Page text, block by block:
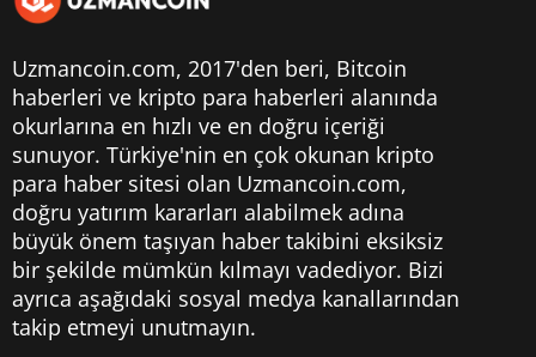
Uzmancoin.com, 2017'den beri, Bitcoin
haberleri ve kripto para haberleri alanında
okurlarına en hızlı ve en doğru içeriği
sunuyor. Türkiye'nin en çok okunan kripto
para haber sitesi olan Uzmancoin.com,
doğru yatırım kararları alabilmek adına
büyük önem taşıyan haber takibini eksiksiz
bir şekilde mümkün kılmayı vadediyor. Bizi
ayrıca aşağıdaki sosyal medya kanallarından
takip etmeyi unutmayın.